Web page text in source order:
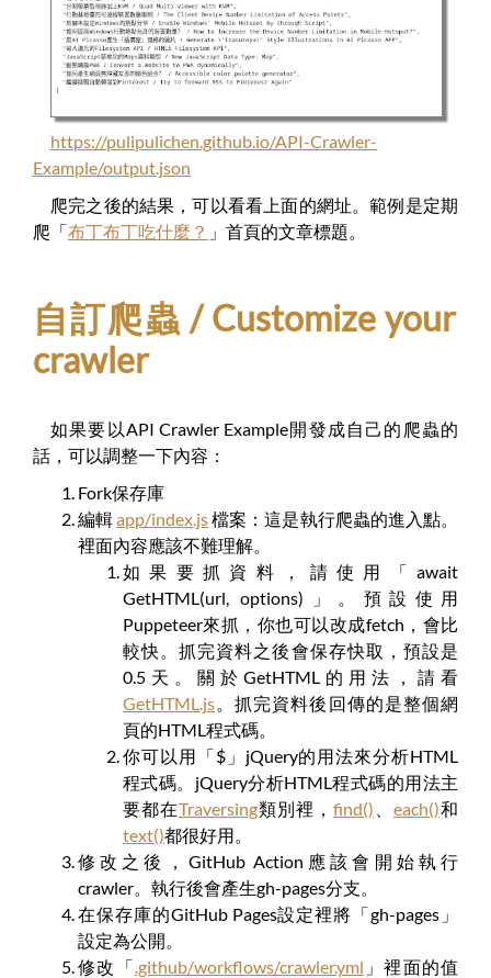
https://pulipulichen.github.io/API-Crawler-
Example/output.json
爬完之後的結果，可以看看上面的網址。範例是定期
爬「布丁布丁吃什麼？ 」首頁的文章標題。
自訂爬蟲 / Customize your
crawler
如果要以API Crawler Example開發成自己的爬蟲的
話，可以調整一下內容：
Fork保存庫
編輯app/index.js檔案：這是執行爬蟲的進入點。
裡面內容應該不難理解。
如果要抓資料，請使用「await
GetHTML(url, options)」。預設使用
Puppeteer來抓，你也可以改成fetch，會比
較快。抓完資料之後會保存快取，預設是
0.5天。關於GetHTML的用法，請看
GetHTML.js。抓完資料後回傳的是整個網
頁的HTML程式碼。
你可以用「$」jQuery的用法來分析HTML
程式碼。jQuery分析HTML程式碼的用法主
要都在Traversing類別裡， find() each()和
text()都很好用。
修改之後，GitHub Action應該會開始執行
crawler。執行後會產生gh-pages分支。
在保存庫的GitHub Pages設定裡將「gh-pages」
設定為公開。
修改「.github/workflows/crawler.yml 」裡面的值